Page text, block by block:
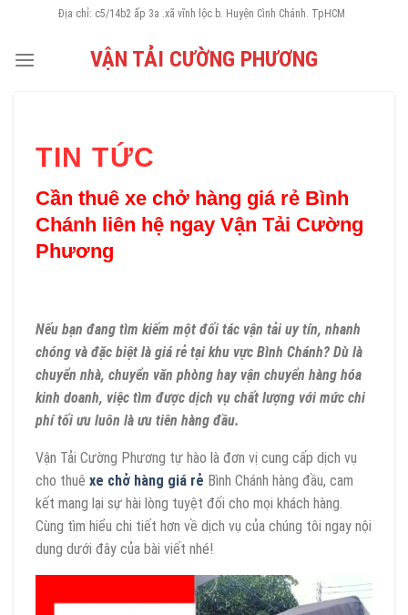
content
Địa chỉ: c5/14b2 ấp 3a .xã vĩnh lộc b. Huyện Cình Chánh. TpHCM
VẬN TẢI CƯỜNG PHƯƠNG
TIN TỨC
Cần thuê xe chở hàng giá rẻ Bình
Chánh liên hệ ngay Vận Tải Cường
Phương
Nếu bạn đang tìm kiếm một đối tác vận tải uy tín, nhanh
chóng và đặc biệt là giá rẻ tại khu vực Bình Chánh? Dù là
chuyển nhà, chuyển văn phòng hay vận chuyển hàng hóa
kinh doanh, việc tìm được dịch vụ chất lượng với mức chi
phí tối ưu luôn là ưu tiên hàng đầu.
Vận Tải Cường Phương tự hào là đơn vị cung cấp dịch vụ
cho thuê xe chở hàng giá rẻ Bình Chánh hàng đầu, cam
kết mang lại sự hài lòng tuyệt đối cho mọi khách hàng.
Cùng tìm hiểu chi tiết hơn về dịch vụ của chúng tôi ngay nội
dung dưới đây của bài viết nhé!